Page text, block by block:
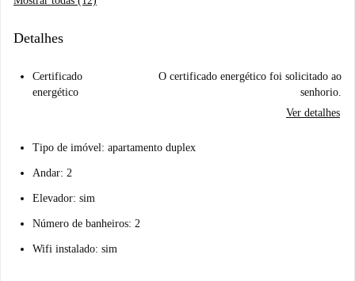
Detalhes
Certificado
energético
O certificado energético foi solicitado ao
senhorio.
Ver detalhes
Tipo de imóvel: apartamento duplex
Andar: 2
Elevador: sim
Número de banheiros: 2
Wifi instalado: sim